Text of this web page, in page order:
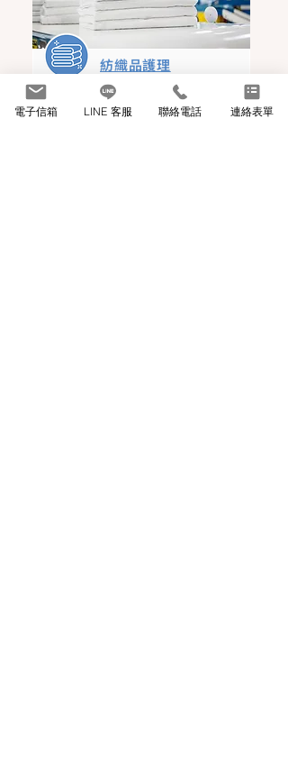
用創新的護色與防汙染技術，同步
強化纖維保護以延長備品壽命。
紡織品護理
電子信箱 LINE 客服 聯絡電話 連絡表單